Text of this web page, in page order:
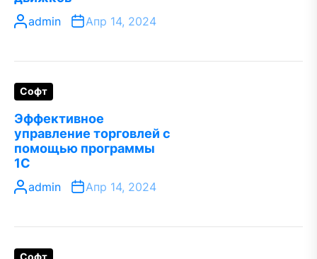
admin Апр 14, 2024
Софт
Эффективное
управление торговлей с
помощью программы
1С
admin Апр 14, 2024